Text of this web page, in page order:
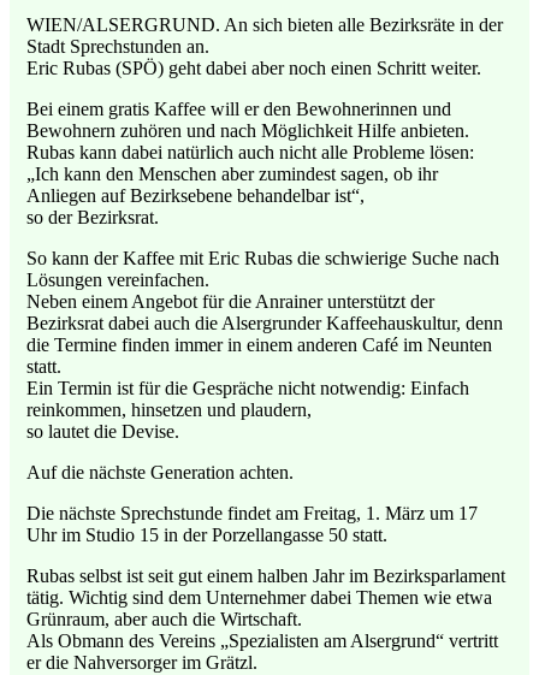
WIEN/ALSERGRUND. An sich bieten alle Bezirksräte in der
Stadt Sprechstunden an.
Eric Rubas (SPÖ) geht dabei aber noch einen Schritt weiter.
Bei einem gratis Kaffee will er den Bewohnerinnen und
Bewohnern zuhören und nach Möglichkeit Hilfe anbieten.
Rubas kann dabei natürlich auch nicht alle Probleme lösen:
„Ich kann den Menschen aber zumindest sagen, ob ihr
Anliegen auf Bezirksebene behandelbar ist“,
so der Bezirksrat.
So kann der Kaffee mit Eric Rubas die schwierige Suche nach
Lösungen vereinfachen.
Neben einem Angebot für die Anrainer unterstützt der
Bezirksrat dabei auch die Alsergrunder Kaffeehauskultur, denn
die Termine finden immer in einem anderen Café im Neunten
statt.
Ein Termin ist für die Gespräche nicht notwendig: Einfach
reinkommen, hinsetzen und plaudern,
so lautet die Devise.
Auf die nächste Generation achten.
Die nächste Sprechstunde findet am Freitag, 1. März um 17
Uhr im Studio 15 in der Porzellangasse 50 statt.
Rubas selbst ist seit gut einem halben Jahr im Bezirksparlament
tätig. Wichtig sind dem Unternehmer dabei Themen wie etwa
Grünraum, aber auch die Wirtschaft.
Als Obmann des Vereins „Spezialisten am Alsergrund“ vertritt
er die Nahversorger im Grätzl.